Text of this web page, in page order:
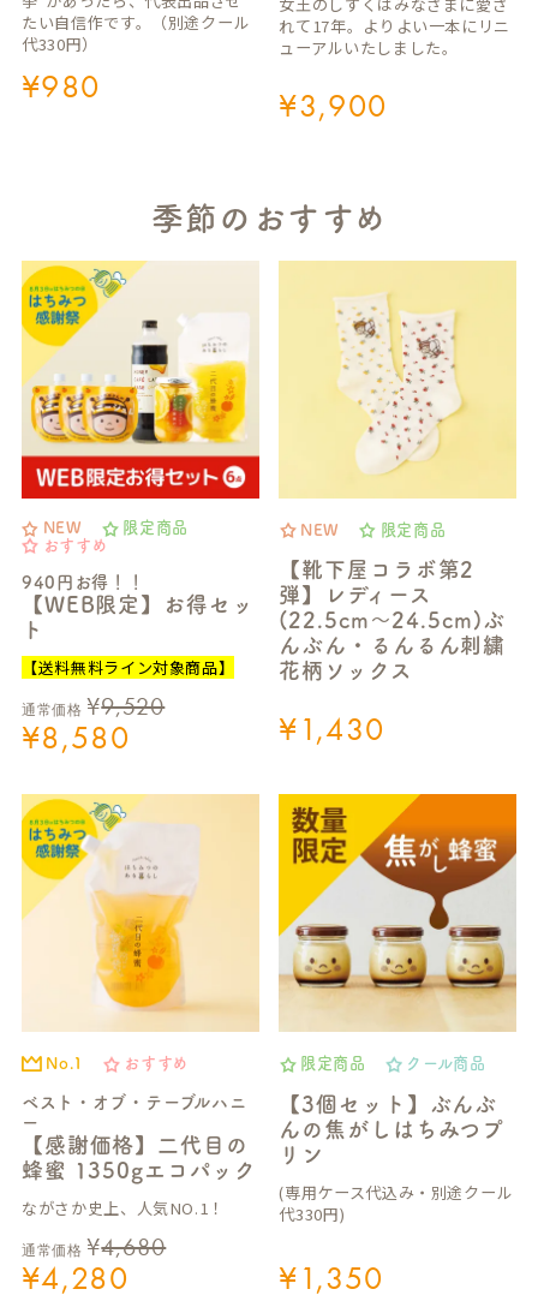
たい自信作です。（別途クール
代330円）
¥980
れて17年。よりよい一本にリニ
ューアルいたしました。
¥3,900
季節のおすすめ
NEW
限定商品
おすすめ
940円お得！！
【WEB限定】お得セッ
ト
【送料無料ライン対象商品】
通常価格 ¥9,520
¥8,580
NEW 限定商品
【靴下屋コラボ第2
弾】レディース
(22.5cm～24.5cm)ぶ
んぶん・るんるん刺繍
花柄ソックス
¥1,430
No.1 おすすめ
ベスト・オブ・テーブルハニ
ー
【感謝価格】二代目の
蜂蜜 1350gエコパック
ながさか史上、人気NO.1！
通常価格 ¥4,680
¥4,280
限定商品 クール商品
【3個セット】ぶんぶ
んの焦がしはちみつプ
リン
(専用ケース代込み・別途クール
代330円)
¥1,350